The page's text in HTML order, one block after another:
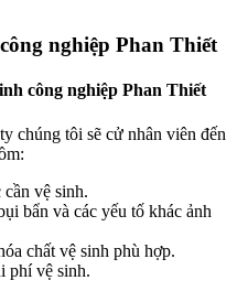
nghiệp Phan Thiết
công nghiệp Phan Thiết
chúng tôi sẽ cử nhân viên đến
vệ sinh.
bẩn và các yếu tố khác ảnh
chất vệ sinh phù hợp.
phí vệ sinh.